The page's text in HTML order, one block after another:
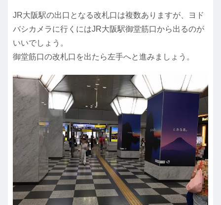
JR大阪駅の出口となる改札口は複数ありますが、ヨド
バシカメラに行くにはJR大阪駅御堂筋口から出るのが
いいでしょう。
御堂筋口の改札口を出たら左手へと進みましょう。